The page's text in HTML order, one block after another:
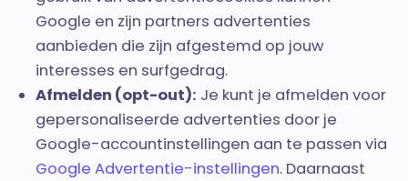
Google en zijn partners advertenties
aanbieden die zijn afgestemd op jouw
interesses en surfgedrag.
Afmelden (opt-out): Je kunt je afmelden voor
gepersonaliseerde advertenties door je
Google-accountinstellingen aan te passen via
Google Advertentie-instellingen. Daarnaast